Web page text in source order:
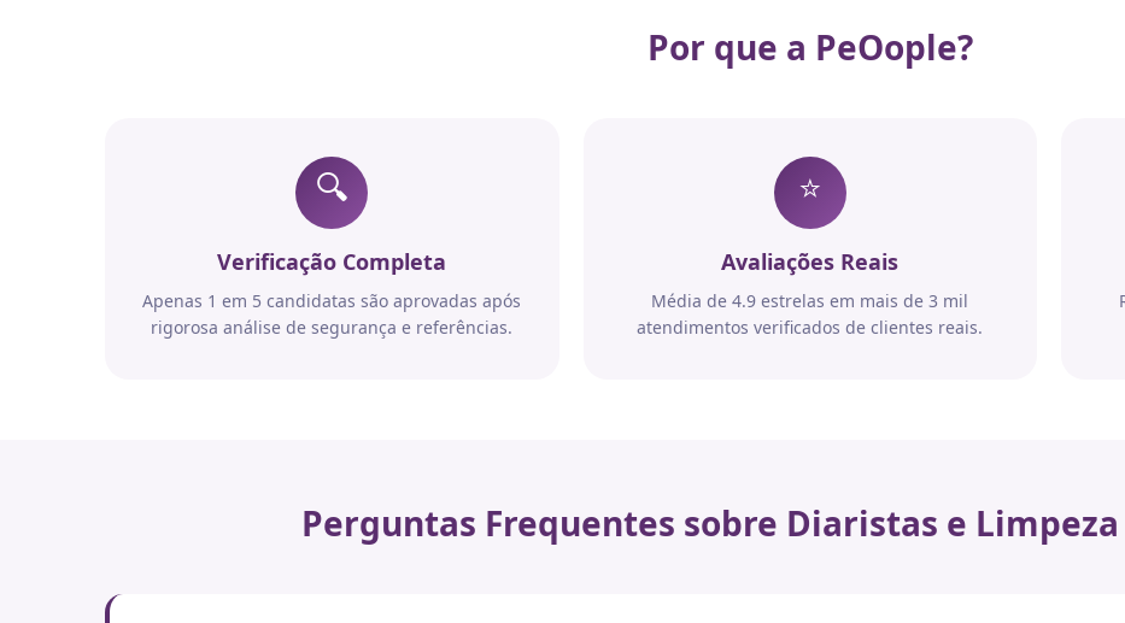
Por que a PeOople?
🔍
Verificação Completa
Apenas 1 em 5 candidatas são aprovadas após
rigorosa análise de segurança e referências.
⭐
Avaliações Reais
Média de 4.9 estrelas em mais de 3 mil
atendimentos verificados de clientes reais.
Perguntas Frequentes sobre Diaristas e